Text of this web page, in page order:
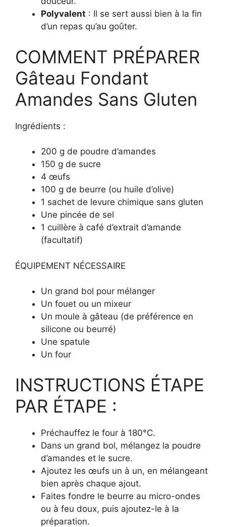
Polyvalent : Il se sert aussi bien à la fin
d’un repas qu’au goûter.
COMMENT PRÉPARER
Gâteau Fondant
Amandes Sans Gluten
Ingrédients :
200 g de poudre d’amandes
150 g de sucre
4 œufs
100 g de beurre (ou huile d’olive)
1 sachet de levure chimique sans gluten
Une pincée de sel
1 cuillère à café d’extrait d’amande
(facultatif)
ÉQUIPEMENT NÉCESSAIRE
Un grand bol pour mélanger
Un fouet ou un mixeur
Un moule à gâteau (de préférence en
silicone ou beurré)
Une spatule
Un four
INSTRUCTIONS ÉTAPE
PAR ÉTAPE :
Préchauffez le four à 180°C.
Dans un grand bol, mélangez la poudre
d’amandes et le sucre.
Ajoutez les œufs un à un, en mélangeant
bien après chaque ajout.
Faites fondre le beurre au micro-ondes
ou à feu doux, puis ajoutez-le à la
préparation.